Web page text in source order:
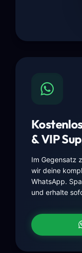
& VIP
Im Gegensatz
wir deine
WhatsApp.
und erhalte